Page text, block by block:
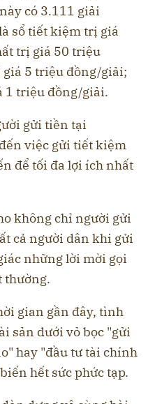
có 3.111 giải
sổ tiết kiệm trị giá
trị giá 50 triệu
5 triệu đồng/giải;
1 triệu đồng/giải.
gửi tiền tại
việc gửi tiết kiệm
để tối đa lợi ích nhất
không chỉ người gửi
cả người dân khi gửi
những lời mời gọi
thường.
gian gần đây, tình
sản dưới vỏ bọc "gửi
hay "đầu tư tài chính
hết sức phức tạp.